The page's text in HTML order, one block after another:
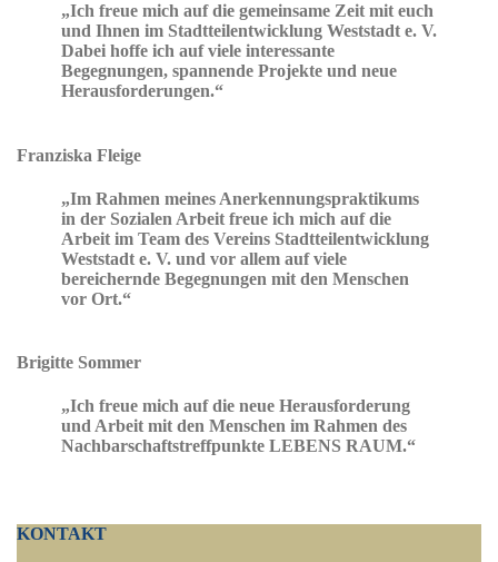
„Ich freue mich auf die gemeinsame Zeit mit euch
und Ihnen im Stadtteilentwicklung Weststadt e. V.
Dabei hoffe ich auf viele interessante
Begegnungen, spannende Projekte und neue
Herausforderungen.“
Franziska Fleige
„Im Rahmen meines Anerkennungspraktikums
in der Sozialen Arbeit freue ich mich auf die
Arbeit im Team des Vereins Stadtteilentwicklung
Weststadt e. V. und vor allem auf viele
bereichernde Begegnungen mit den Menschen
vor Ort.“
Brigitte Sommer
„Ich freue mich auf die neue Herausforderung
und Arbeit mit den Menschen im Rahmen des
Nachbarschaftstreffpunkte LEBENS RAUM.“
KONTAKT